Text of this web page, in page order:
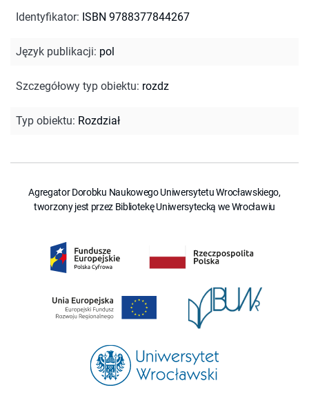
Identyfikator: ISBN 9788377844267
Język publikacji: pol
Szczegółowy typ obiektu: rozdz
Typ obiektu: Rozdział
Agregator Dorobku Naukowego Uniwersytetu Wrocławskiego,
tworzony jest przez Bibliotekę Uniwersytecką we Wrocławiu